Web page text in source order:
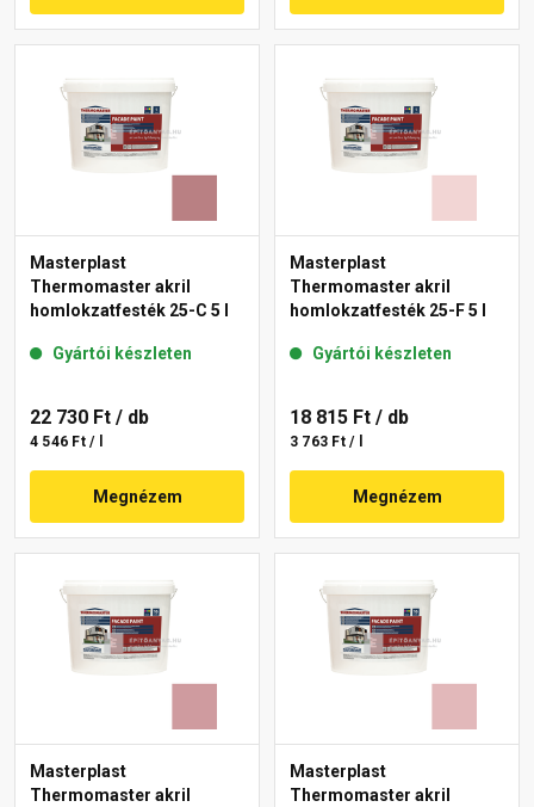
Masterplast
Thermomaster akril
homlokzatfesték 25-C 5 l
Gyártói készleten
22 730 Ft / db
4 546 Ft / l
Megnézem
Masterplast
Thermomaster akril
homlokzatfesték 25-F 5 l
Gyártói készleten
18 815 Ft / db
3 763 Ft / l
Megnézem
Masterplast
Thermomaster akril
Masterplast
Thermomaster akril